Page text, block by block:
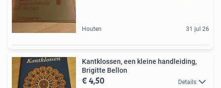
Houten 31 jul 26
Kantklossen, een kleine handleiding,
Brigitte Bellon
€ 4,50 Details